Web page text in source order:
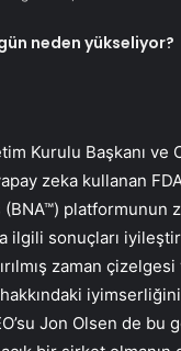
neden yükseliyor?
Kurulu Başkanı ve
zeka kullanan
platformunun
ilgili sonuçları
zaman
hakkındaki
Jon Olsen de bu